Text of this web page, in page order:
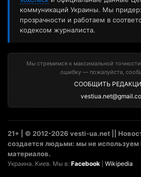
коммуникаций Украины. Мы
прозрачности и работаем в
кодексом журналиста.
Мы стремимся к максимальной
ошибку — пожалуйста,
СООБЩИТЬ
21+ | © 2012-2026 vesti-ua.net ||
создается людьми: мы не
материалов.
Украина. Киев. Мы в: Facebook Wikipedia